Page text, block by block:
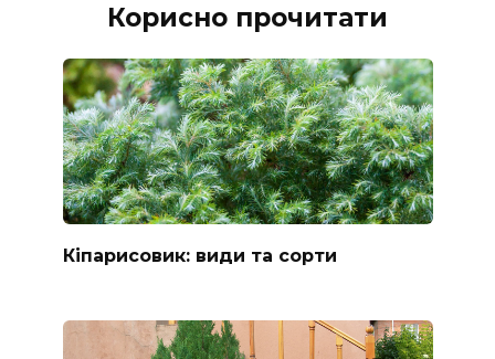
Корисно прочитати
Кіпарисовик: види та сорти